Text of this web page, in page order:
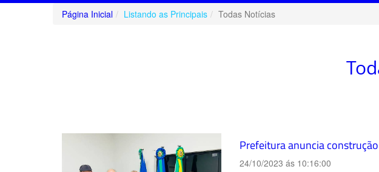
Página Inicial Listando as Principais Todas Notícias
Prefeitura anuncia
24/10/2023 ás 10:16:00